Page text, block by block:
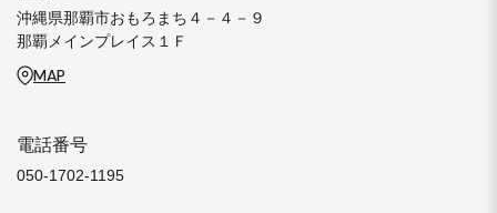
沖縄県那覇市おもろまち４－４－９
那覇メインプレイス１Ｆ
MAP
電話番号
050-1702-1195